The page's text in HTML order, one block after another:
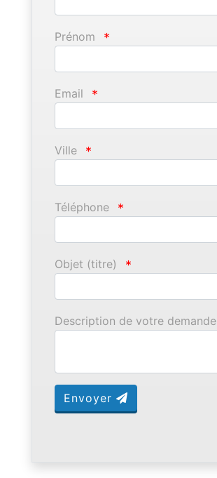
Prénom *
Email *
Ville *
Téléphone *
Objet (titre) *
Description de votre demande
Envoyer